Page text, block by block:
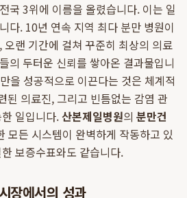
국 3위에 이름을 올렸습니다. 이는 일
다. 10년 연속 지역 최다 분만 병원이
랜 기간에 걸쳐 꾸준히 최상의 의료
의 두터운 신뢰를 쌓아온 결과물입니
을 성공적으로 이끈다는 것은 체계적
된 의료진, 그리고 빈틈없는 감염 관
일입니다. 산본제일병원의 분만건
모든 시스템이 완벽하게 작동하고 있
보증수표와도 같습니다.
장에서의 성과